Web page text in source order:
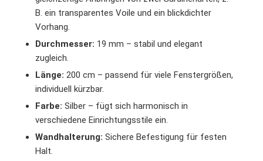
B. ein transparentes Voile und ein blickdichter
Vorhang.
Durchmesser: 19 mm – stabil und elegant
zugleich.
Länge: 200 cm – passend für viele Fenstergrößen,
individuell kürzbar.
Farbe: Silber – fügt sich harmonisch in
verschiedene Einrichtungsstile ein.
Wandhalterung: Sichere Befestigung für festen
Halt.